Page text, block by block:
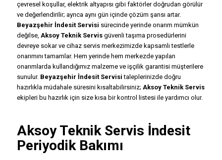
çevresel koşullar, elektrik altyapısı gibi faktörler doğrudan görülür
ve değerlendirilir; ayrıca aynı gün içinde çözüm şansı artar.
Beyazşehir İndesit Servisi sürecinde yerinde onarım mümkün
değilse, Aksoy Teknik Servisgüvenli taşıma prosedürlerini
devreye sokar ve cihaz servis merkezimizde kapsamlı testlerle
onarımını tamamlar. Hem yerinde hem merkezde yapılan
onarımlarda kullandığımız malzeme ve işçilik garantisi müşterilere
sunulur. Beyazşehir İndesit Servisi taleplerinizde doğru
hazırlıkla müdahale süresini kısaltabilirsiniz; Aksoy Teknik Servis
ekipleri bu hazırlık için size kısa bir kontrol listesi ile yardımcı olur.
Aksoy Teknik Servis İndesit
Periyodik Bakımı